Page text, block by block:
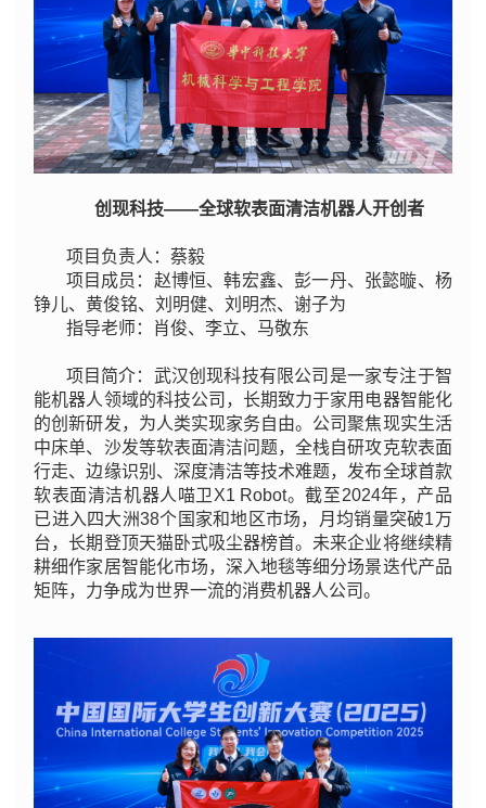
创现科技——全球软表面清洁机器人开创者
项目负责人：蔡毅
项目成员：赵博恒、韩宏鑫、彭一丹、张懿暶、杨
铮儿、黄俊铭、刘明健、刘明杰、谢子为
指导老师：肖俊、李立、马敬东
项目简介：武汉创现科技有限公司是一家专注于智
能机器人领域的科技公司，长期致力于家用电器智能化
的创新研发，为人类实现家务自由。公司聚焦现实生活
中床单、沙发等软表面清洁问题，全栈自研攻克软表面
行走、边缘识别、深度清洁等技术难题，发布全球首款
软表面清洁机器人喵卫X1 Robot。截至2024年，产品
已进入四大洲38个国家和地区市场，月均销量突破1万
台，长期登顶天猫卧式吸尘器榜首。未来企业将继续精
耕细作家居智能化市场，深入地毯等细分场景迭代产品
矩阵，力争成为世界一流的消费机器人公司。